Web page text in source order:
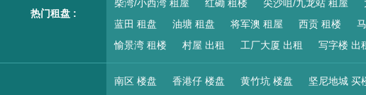
热门租盘 :
柴湾/小西湾 租屋
红磡 租楼 尖沙咀/九龙站 租屋
蓝田 租盘
油塘 租盘 将军澳 租屋 西贡 租楼
愉景湾 租楼
村屋 出租 工厂大厦 出租 写字楼 出
南区 楼盘 香港仔 楼盘 黄竹坑 楼盘 坚尼地城 买